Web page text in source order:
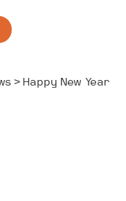
> Happy New Year